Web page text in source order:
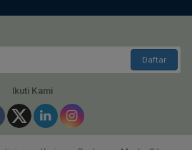
Daftar
Ikuti Kami